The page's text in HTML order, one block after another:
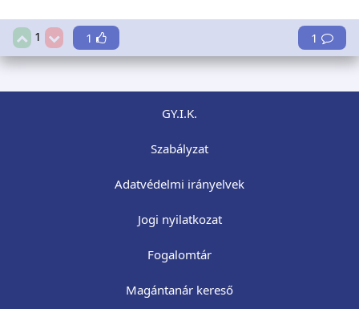
1 1 1
GY.I.K.
Szabályzat
Adatvédelmi irányelvek
Jogi nyilatkozat
Fogalomtár
Magántanár kereső